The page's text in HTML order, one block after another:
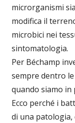
microrganismi
modifica il
microbici nei
sintomatologia.
Per Béchamp
sempre dentro
quando siamo in
Ecco perché i
di una patologia,